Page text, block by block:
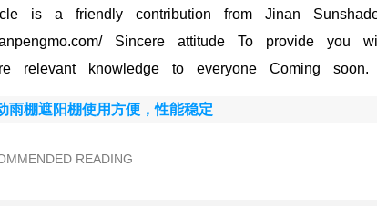
a friendly contribution from Jinan
Sincere attitude To provide
relevant knowledge to everyone Coming soon.
雨棚遮阳棚使用方便，性能稳定
READING